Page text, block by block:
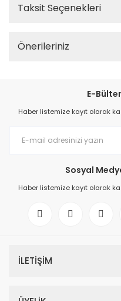
Taksit Seçenekleri
Önerileriniz
E-
Haber listemize kayıt olarak
Sosyal
Haber listemize kayıt olarak
İLETİŞİM